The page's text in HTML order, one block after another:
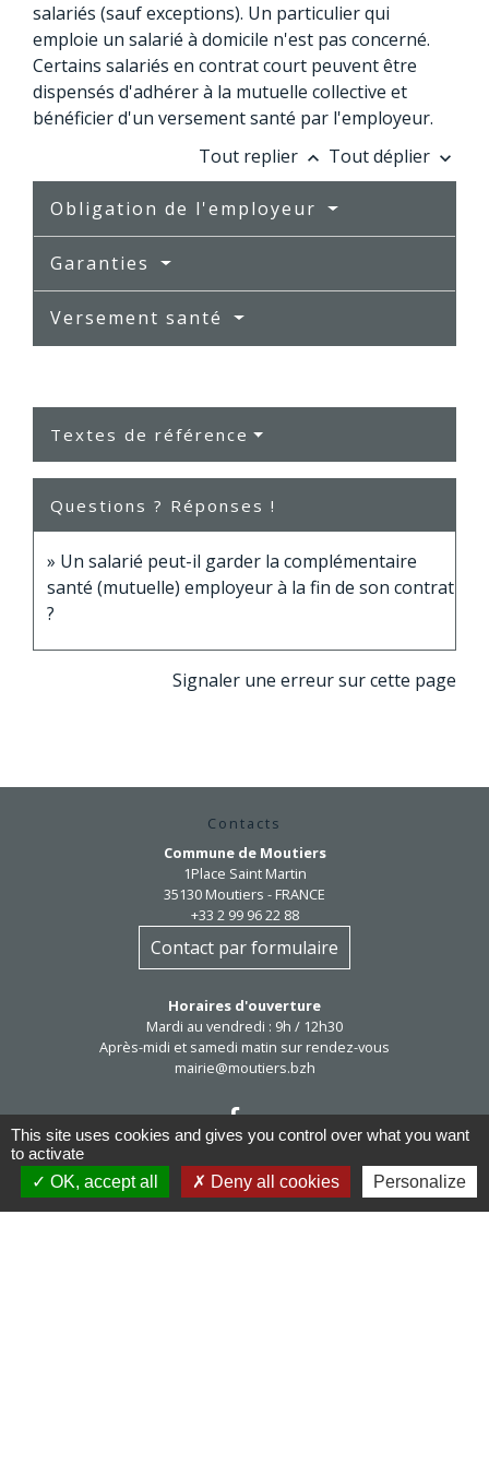
salariés (sauf exceptions). Un particulier qui
emploie un salarié à domicile n'est pas concerné.
Certains salariés en contrat court peuvent être
dispensés d'adhérer à la mutuelle collective et
bénéficier d'un versement santé par l'employeur.
Tout replier keyboard_arrow_up Tout déplier keyboard_arrow_down
Obligation de l'employeur
Garanties
Versement santé
Textes de référence
Questions ? Réponses !
Un salarié peut-il garder la complémentaire
santé (mutuelle) employeur à la fin de son contrat
?
Signaler une erreur sur cette page
Contacts
Commune de Moutiers
1Place Saint Martin
35130 Moutiers - FRANCE
+33 2 99 96 22 88
Contact par formulaire
Horaires d'ouverture
Mardi au vendredi : 9h / 12h30
Après-midi et samedi matin sur rendez-vous
mairie@moutiers.bzh
This site uses cookies and gives you control over what you want
to activate
OK, accept all
Deny all cookies Personalize